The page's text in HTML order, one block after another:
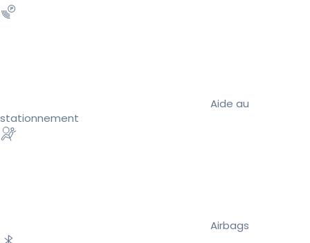
Aide au
stationnement
Airbags